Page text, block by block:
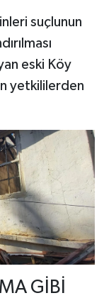
suçlunun
eski Köy
yetkililerden
GİBİ